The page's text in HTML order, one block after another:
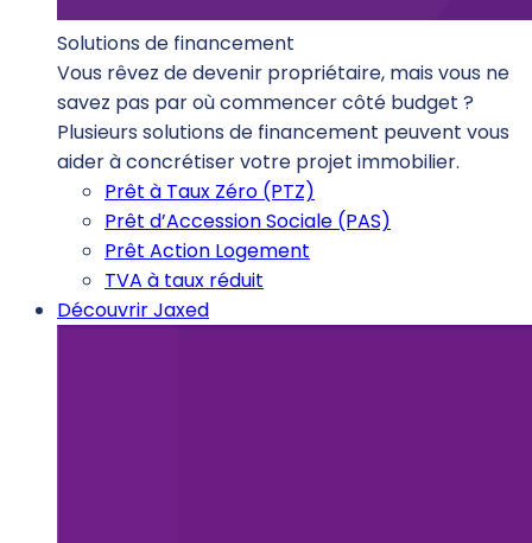
Solutions de financement
Vous rêvez de devenir propriétaire, mais vous ne
savez pas par où commencer côté budget ?
Plusieurs solutions de financement peuvent vous
aider à concrétiser votre projet immobilier.
Prêt à Taux Zéro (PTZ)
Prêt d’Accession Sociale (PAS)
Prêt Action Logement
TVA à taux réduit
Découvrir Jaxed